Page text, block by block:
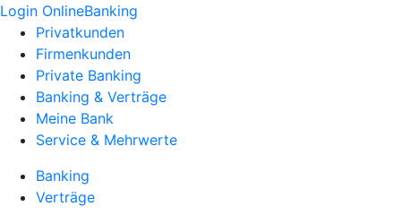
Login OnlineBanking
Privatkunden
Firmenkunden
Private Banking
Banking & Verträge
Meine Bank
Service & Mehrwerte
Banking
Verträge